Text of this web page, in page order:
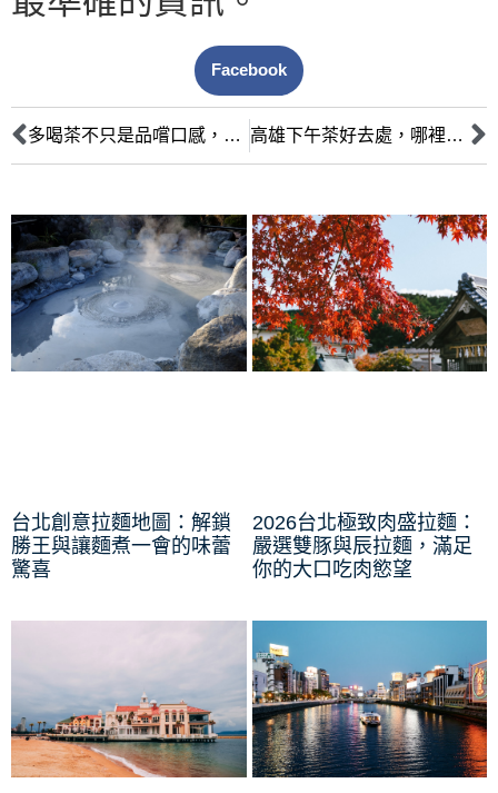
Facebook
多喝茶不只是品嚐口感，還有茶禮儀的修養！ 高雄下午茶好去處，哪裡能品嚐到地道的道地鳳梨酥？
台北創意拉麵地圖：解鎖
勝王與讓麵煮一會的味蕾
驚喜
2026台北極致肉盛拉麵：
嚴選雙豚與辰拉麵，滿足
你的大口吃肉慾望